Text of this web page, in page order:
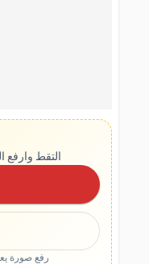
التقط وارفع
رفع صورة